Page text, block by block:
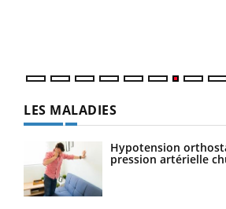
LES MALADIES
Hypotension
pression artérielle